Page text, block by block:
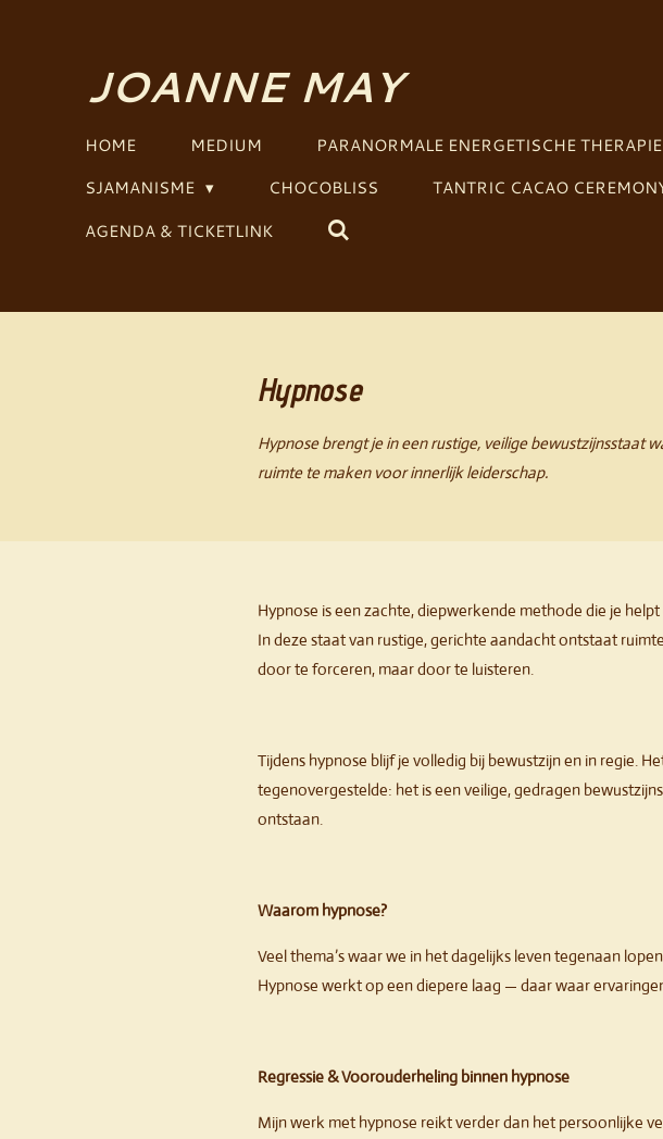
hoofdinhoud
JOANNE MAY
HOME MEDIUM PARANORMALE ENERGETISCHE THERAPIE
SJAMANISME
CHOCOBLISS TANTRIC CACAO
AGENDA & TICKETLINK
Hypnose
Hypnose brengt je in een rustige, veilige bewustzijnsstaat
ruimte te maken voor innerlijk leiderschap.
Hypnose is een zachte, diepwerkende methode die je
In deze staat van rustige, gerichte aandacht ontstaat
door te forceren, maar door te luisteren.
Tijdens hypnose blijf je volledig bij bewustzijn en in regie.
tegenovergestelde: het is een veilige, gedragen
ontstaan.
Waarom hypnose?
Veel thema’s waar we in het dagelijks leven tegenaan
Hypnose werkt op een diepere laag — daar waar
Regressie & Voorouderheling binnen hypnose
Mijn werk met hypnose reikt verder dan het persoonlijke